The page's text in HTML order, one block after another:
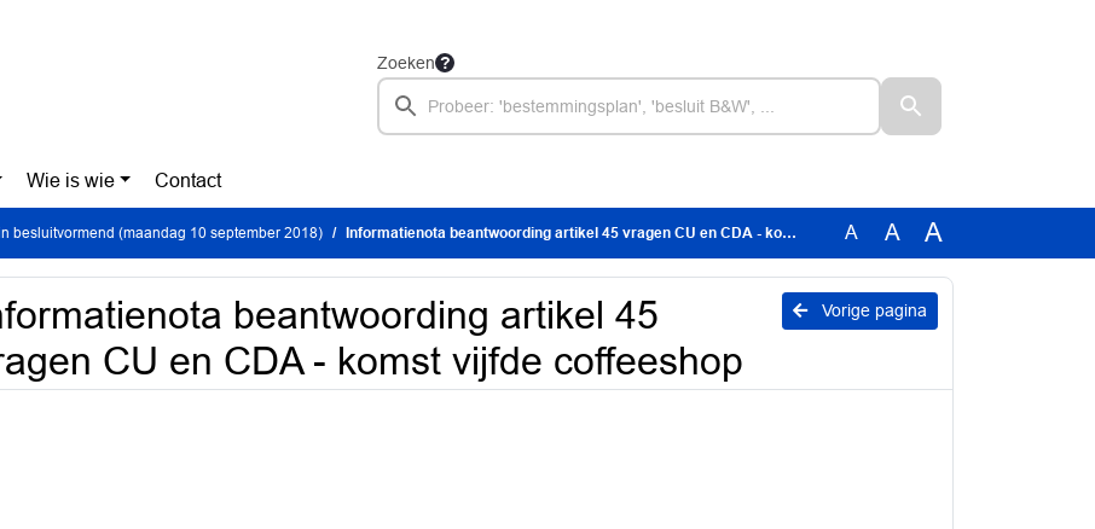
Zoeken
Wie is wie Contact
besluitvormend (maandag 10 september 2018) Informatienota beantwoording artikel 45 vragen CU en CDA - komst vijfde coffeeshop A A A
Vorige pagina
beantwoording artikel 45
CU en CDA - komst vijfde coffeeshop